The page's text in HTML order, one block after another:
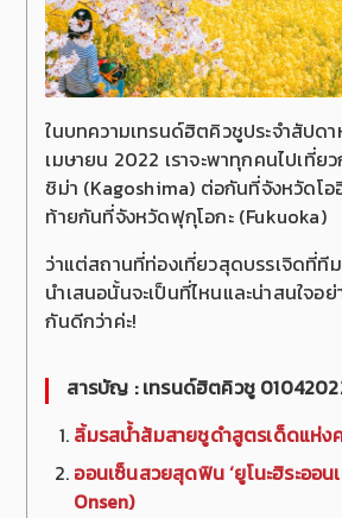
ในบทความเทรนด์ฮิตคิวชูประจำสัปดา
เมษายน 2022 เราจะพาทุกคนไปเที่ย
ชิม่า (Kagoshima) ต่อกันที่จังหวัดโอ
ท้ายกันที่จังหวัดฟุกุโอกะ (Fukuoka)
ว่าแต่สถานที่ท่องเที่ยวสุดบรรเจิดที่
นำเสนอนั้นจะเป็นที่ไหนและน่าสนใจอย่
กันดีกว่าค่ะ!
สารบัญ : เทรนด์ฮิตคิวชู
ลิ้มรสน้ำส้มสายชูดำสูตรเด็ดแห่ง
ออนเซ็นสวยสุดฟิน ‘ยูโนะฮิระออน
Onsen)